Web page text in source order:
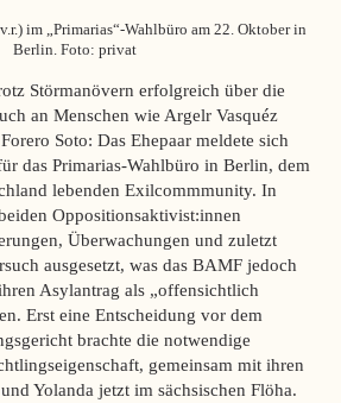
im „Primarias“-Wahlbüro am 22. Oktober in
Berlin. Foto: privat
Störmanövern erfolgreich über die
an Menschen wie Argelr Vasquéz
Soto: Das Ehepaar meldete sich
das Primarias-Wahlbüro in Berlin, dem
lebenden Exilcommmunity. In
Oppositionsaktivist:innen
Überwachungen und zuletzt
ausgesetzt, was das BAMF jedoch
Asylantrag als „offensichtlich
Erst eine Entscheidung vor dem
brachte die notwendige
gemeinsam mit ihren
Yolanda jetzt im sächsischen Flöha.